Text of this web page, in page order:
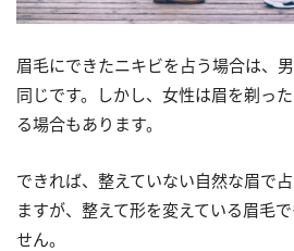
眉毛にできたニキビを占う場合は、
同じです。しかし、女性は眉を剃っ
る場合もあります。
できれば、整えていない自然な眉で
ますが、整えて形を変えている眉毛
せん。